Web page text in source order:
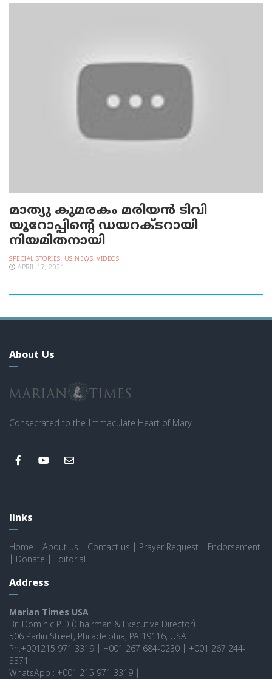
മാത്യു കുമരകം മരിയന്‍ ടിവി
യൂറോപ്പിന്റെ ഡയറക്ടറായി
നിയമിതനായി
SPECIAL STORIES, US NEWS, VIDEOS
APRIL 17, 2021
About Us
Consecrated to the Immaculate Heart of Mary
links
Home About us Contact us Prayer Request
Endorsement
Donate Editorial
Address
Marian Times USA
Br. Dominic P.D (Chairman & Executive Director)
506 Parlin Street, Philadelphia, PA 19116, USA
Ph:+001215 971 3319 | +001 267 684-0230 | +001 267 244-
3371
WhatsApp : +001 215 971 3319 |